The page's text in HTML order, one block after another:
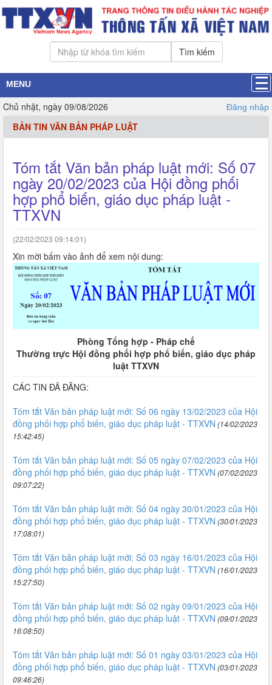
Tìm kiếm
MENU
Chủ nhật, ngày 09/08/2026 Đăng nhập
BẢN TIN VĂN BẢN PHÁP LUẬT
Tóm tắt Văn bản pháp luật mới: Số 07
ngày 20/02/2023 của Hội đồng phối
hợp phổ biến, giáo dục pháp luật -
TTXVN
(22/02/2023 09:14:01)
Xin mời bấm vào ảnh để xem nội dung:
Phòng Tổng hợp - Pháp chế
Thường trực Hội đồng phối hợp phổ biến, giáo dục pháp
luật TTXVN
CÁC TIN ĐÃ ĐĂNG:
Tóm tắt Văn bản pháp luật mới: Số 06 ngày 13/02/2023 của Hội
đồng phối hợp phổ biến, giáo dục pháp luật - TTXVN (14/02/2023
15:42:45)
Tóm tắt Văn bản pháp luật mới: Số 05 ngày 07/02/2023 của Hội
đồng phối hợp phổ biến, giáo dục pháp luật - TTXVN (07/02/2023
09:07:22)
Tóm tắt Văn bản pháp luật mới: Số 04 ngày 30/01/2023 của Hội
đồng phối hợp phổ biến, giáo dục pháp luật - TTXVN (30/01/2023
17:08:01)
Tóm tắt Văn bản pháp luật mới: Số 03 ngày 16/01/2023 của Hội
đồng phối hợp phổ biến, giáo dục pháp luật - TTXVN (16/01/2023
15:27:50)
Tóm tắt Văn bản pháp luật mới: Số 02 ngày 09/01/2023 của Hội
đồng phối hợp phổ biến, giáo dục pháp luật - TTXVN (09/01/2023
16:08:50)
Tóm tắt Văn bản pháp luật mới: Số 01 ngày 03/01/2023 của Hội
đồng phối hợp phổ biến, giáo dục pháp luật - TTXVN (03/01/2023
09:46:26)